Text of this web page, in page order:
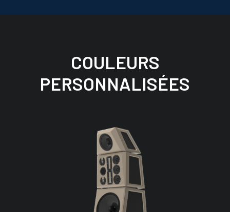
COULEURS
PERSONNALISÉES